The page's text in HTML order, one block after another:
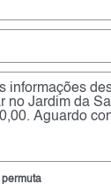
permuta